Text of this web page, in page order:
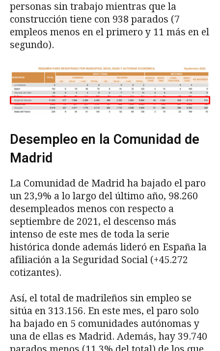
personas sin trabajo mientras que la
construcción tiene con 938 parados (7
empleos menos en el primero y 11 más en el
segundo).
Desempleo en la Comunidad de
Madrid
La Comunidad de Madrid ha bajado el paro
un 23,9% a lo largo del último año, 98.260
desempleados menos con respecto a
septiembre de 2021, el descenso más
intenso de este mes de toda la serie
histórica donde además lideró en España la
afiliación a la Seguridad Social (+45.272
cotizantes).
Así, el total de madrileños sin empleo se
sitúa en 313.156. En este mes, el paro solo
ha bajado en 5 comunidades autónomas y
una de ellas es Madrid. Además, hay 39.740